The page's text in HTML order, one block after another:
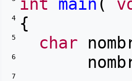
int main (
4 {
5 char
6
7